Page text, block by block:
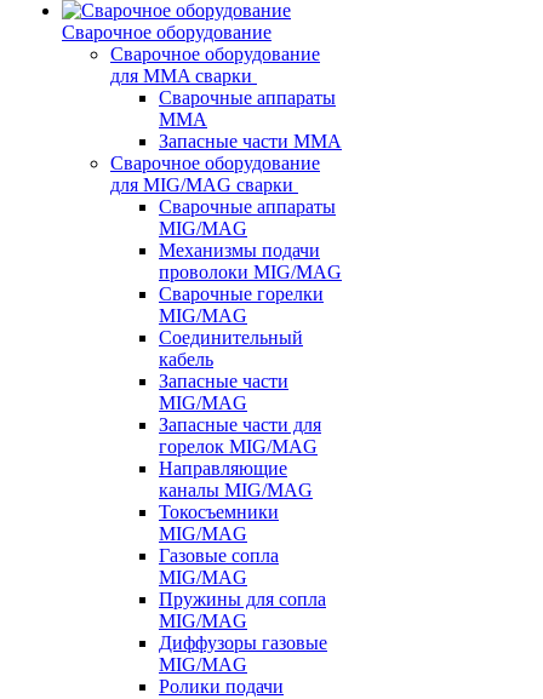
Сварочное оборудование
Сварочное оборудование
для MMA сварки
Сварочные аппараты
MMA
Запасные части MMA
Сварочное оборудование
для MIG/MAG сварки
Сварочные аппараты
MIG/MAG
Механизмы подачи
проволоки MIG/MAG
Сварочные горелки
MIG/MAG
Соединительный
кабель
Запасные части
MIG/MAG
Запасные части для
горелок MIG/MAG
Направляющие
каналы MIG/MAG
Токосъемники
MIG/MAG
Газовые сопла
MIG/MAG
Пружины для сопла
MIG/MAG
Диффузоры газовые
MIG/MAG
Ролики подачи